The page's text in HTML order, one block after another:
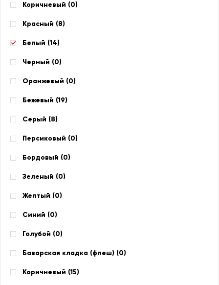
Коричневый (0)
Красный (8)
Белый (14)
Черный (0)
Оранжевый (0)
Бежевый (19)
Серый (8)
Персиковый (0)
Бордовый (0)
Зеленый (0)
Желтый (0)
Синий (0)
Голубой (0)
Баварская кладка (флеш) (0)
Коричневый (15)